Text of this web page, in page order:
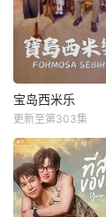
宝岛西米乐
更新至第303集